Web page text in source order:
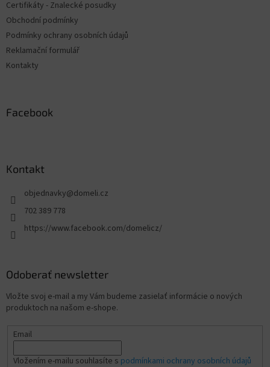
Certifikáty - Znalecké posudky
Obchodní podmínky
Podmínky ochrany osobních údajů
Reklamační formulář
Kontakty
Facebook
Kontakt
objednavky@domeli.cz
702 389 778
https://www.facebook.com/domelicz/
Odoberať newsletter
Vložte svoj e-mail a my Vám budeme zasielať informácie o nových
produktoch na našom e-shope.
Email
Vložením e-mailu souhlasíte s podmínkami ochrany osobních údajů